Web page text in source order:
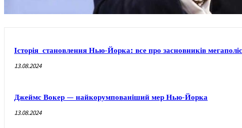
Історія становлення Нью-Йорка: все про засновників
13.08.2024
Джеймс Вокер — найкорумпованіший мер Нью-Йорка
13.08.2024